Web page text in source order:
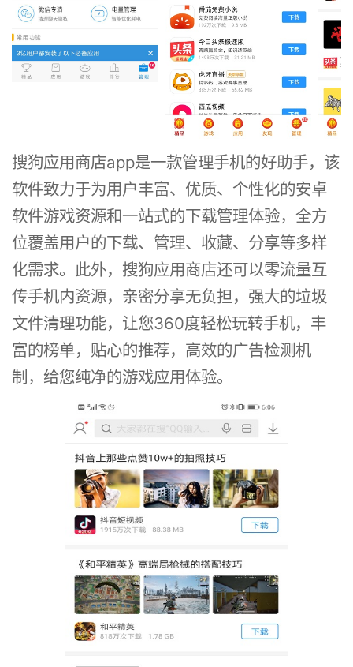
搜狗应用商店app是一款管理手机的好助手，该
软件致力于为用户丰富、优质、个性化的安卓
软件游戏资源和一站式的下载管理体验，全方
位覆盖用户的下载、管理、收藏、分享等多样
化需求。此外，搜狗应用商店还可以零流量互
传手机内资源，亲密分享无负担，强大的垃圾
文件清理功能，让您360度轻松玩转手机，丰
富的榜单，贴心的推荐，高效的广告检测机
制，给您纯净的游戏应用体验。